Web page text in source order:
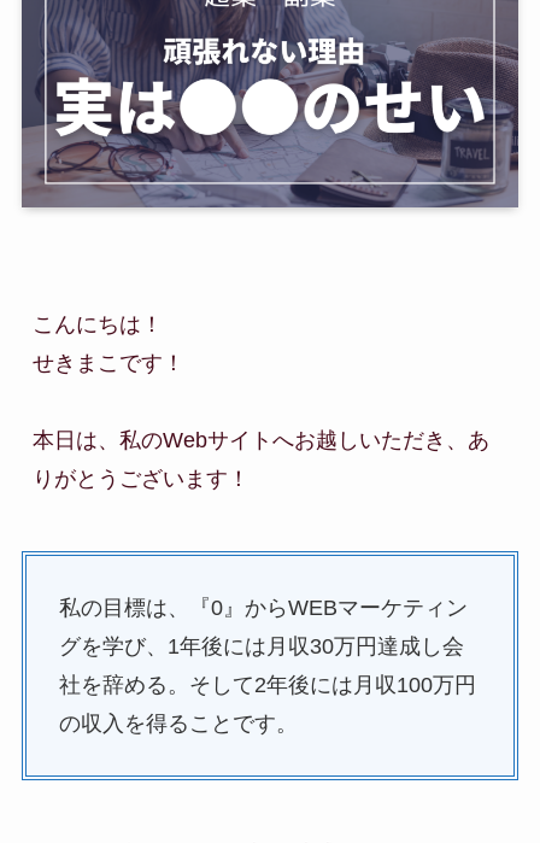
こんにちは！
せきまこです！
本日は、私のWebサイトへお越しいただき、あ
りがとうございます！
私の目標は、『0』からWEBマーケティン
グを学び、1年後には月収30万円達成し会
社を辞める。そして2年後には月収100万円
の収入を得ることです。